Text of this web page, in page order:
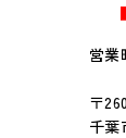
営業
〒
千葉